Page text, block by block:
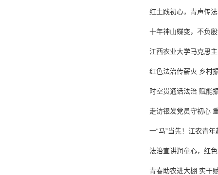
红土践初心，青声传
十年神山蝶变，不负
江西农业大学马克思
红色法治传薪火 乡村
时空贯通话法治 赋能
走访银发党员守初心
一“马”当先！江农青
法治宣讲润童心，红
青春助农进大棚 实干